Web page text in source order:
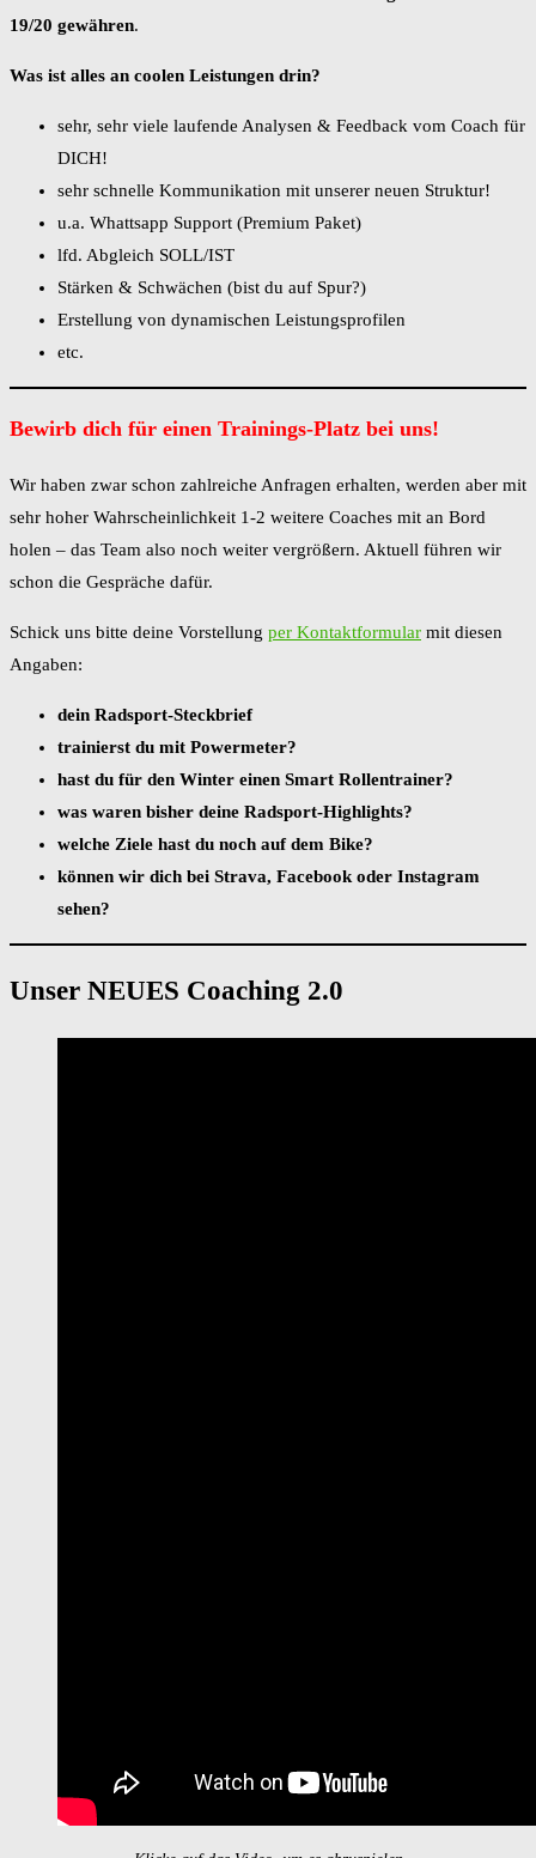
19/20 gewähren.
Was ist alles an coolen Leistungen drin?
sehr, sehr viele laufende Analysen & Feedback vom Coach für
DICH!
sehr schnelle Kommunikation mit unserer neuen Struktur!
u.a. Whattsapp Support (Premium Paket)
lfd. Abgleich SOLL/IST
Stärken & Schwächen (bist du auf Spur?)
Erstellung von dynamischen Leistungsprofilen
etc.
Bewirb dich für einen Trainings-Platz bei uns!
Wir haben zwar schon zahlreiche Anfragen erhalten, werden aber mit
sehr hoher Wahrscheinlichkeit 1-2 weitere Coaches mit an Bord
holen – das Team also noch weiter vergrößern. Aktuell führen wir
schon die Gespräche dafür.
Schick uns bitte deine Vorstellung per Kontaktformular mit diesen
Angaben:
dein Radsport-Steckbrief
trainierst du mit Powermeter?
hast du für den Winter einen Smart Rollentrainer?
was waren bisher deine Radsport-Highlights?
welche Ziele hast du noch auf dem Bike?
können wir dich bei Strava, Facebook oder Instagram
sehen?
Unser NEUES Coaching 2.0